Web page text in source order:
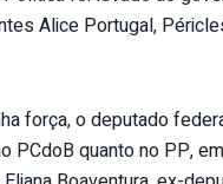
Alice Portugal,
força, o deputado
PCdoB quanto no PP,